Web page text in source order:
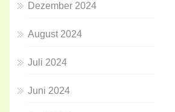
Dezember 2024
August 2024
Juli 2024
Juni 2024